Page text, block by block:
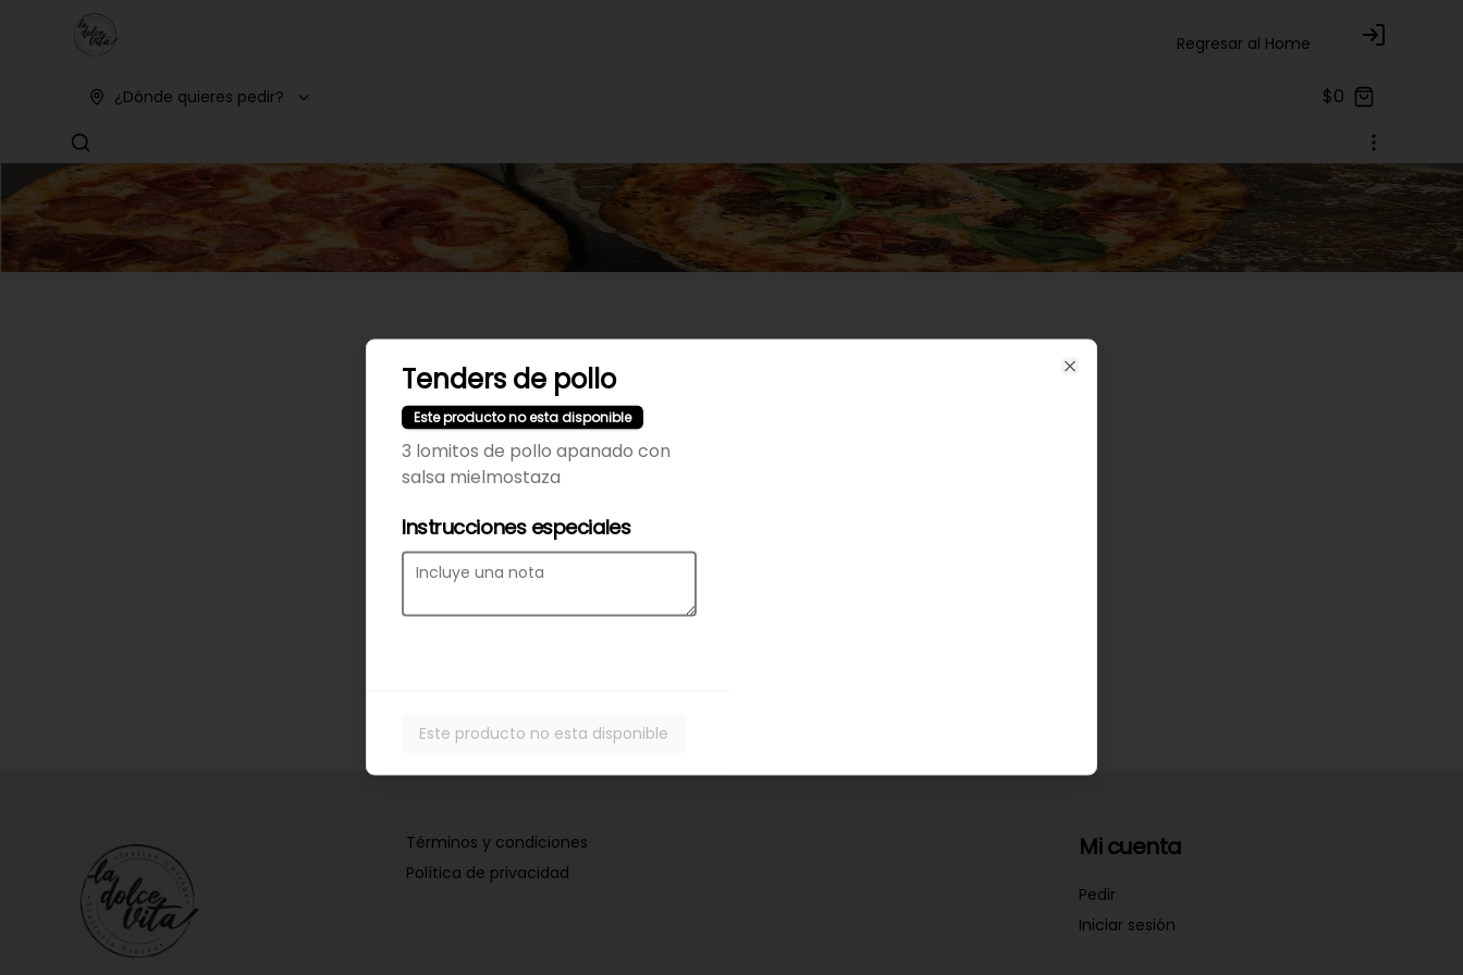
Regresar al Home Login
¿Dónde quieres pedir? $0
No hay productos en el menú
Términos y condiciones
Política de privacidad
Mi cuenta
Pedir
Iniciar sesión
Tenders de pollo
Este producto no esta disponible
3 lomitos de pollo apanado con
salsa mielmostaza
Instrucciones especiales
Este producto no esta disponible